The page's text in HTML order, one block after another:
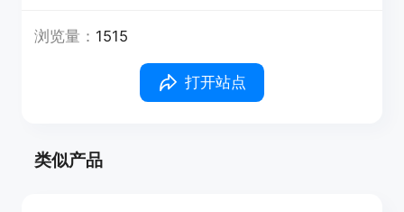
浏览量： 1515
打开站点
类似产品